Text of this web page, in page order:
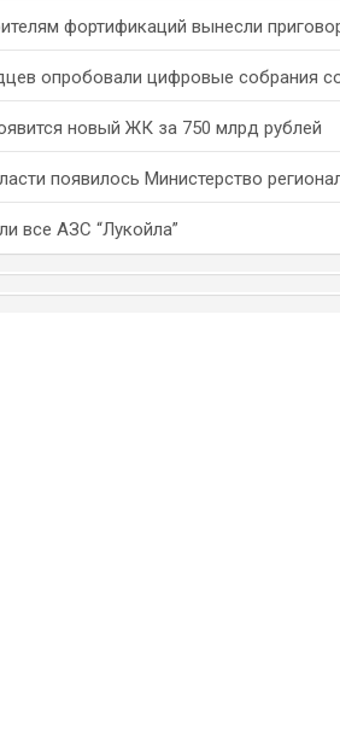
фортификаций вынесли
опробовали цифровые собрания
новый ЖК за 750 млрд рублей
появилось Министерство
все АЗС “Лукойла”